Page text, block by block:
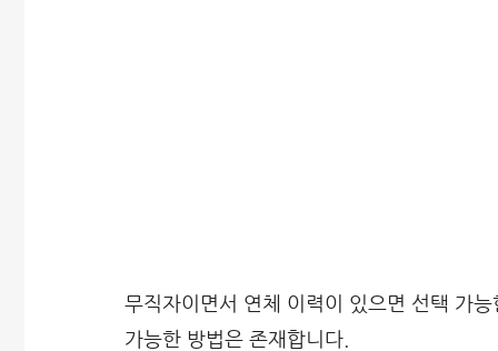
무직자이면서 연체 이력이 있으면 선택 가
가능한 방법은 존재합니다.